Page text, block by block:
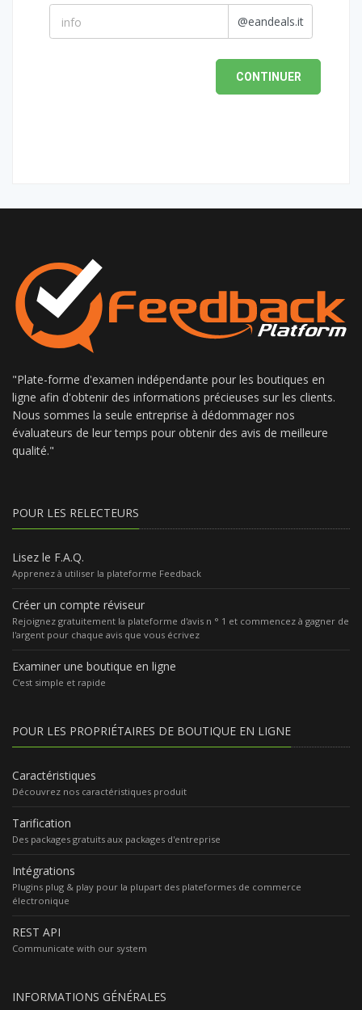
@eandeals.it
CONTINUER
"Plate-forme d'examen indépendante pour les boutiques en
ligne afin d'obtenir des informations précieuses sur les clients.
Nous sommes la seule entreprise à dédommager nos
évaluateurs de leur temps pour obtenir des avis de meilleure
qualité."
POUR LES RELECTEURS
Lisez le F.A.Q.
Apprenez à utiliser la plateforme Feedback
Créer un compte réviseur
Rejoignez gratuitement la plateforme d'avis n ° 1 et commencez à gagner de
l'argent pour chaque avis que vous écrivez
Examiner une boutique en ligne
C'est simple et rapide
POUR LES PROPRIÉTAIRES DE BOUTIQUE EN LIGNE
Caractéristiques
Découvrez nos caractéristiques produit
Tarification
Des packages gratuits aux packages d'entreprise
Intégrations
Plugins plug & play pour la plupart des plateformes de commerce
électronique
REST API
Communicate with our system
INFORMATIONS GÉNÉRALES